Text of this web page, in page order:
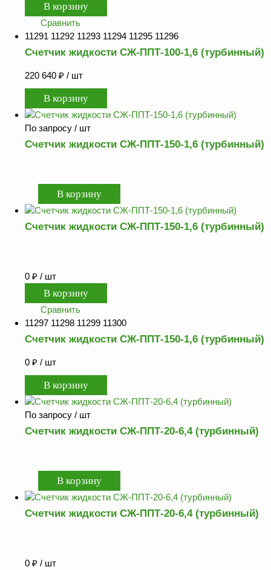
Сравнить
11291 11292 11293 11294 11295 11296
Счетчик жидкости СЖ-ППТ-100-1,6 (турбинный)
220 640 ₽ / шт
По запросу / шт
Счетчик жидкости СЖ-ППТ-150-1,6 (турбинный)
Счетчик жидкости СЖ-ППТ-150-1,6 (турбинный)
0 ₽ / шт
Сравнить
11297 11298 11299 11300
Счетчик жидкости СЖ-ППТ-150-1,6 (турбинный)
0 ₽ / шт
По запросу / шт
Счетчик жидкости СЖ-ППТ-20-6,4 (турбинный)
Счетчик жидкости СЖ-ППТ-20-6,4 (турбинный)
0 ₽ / шт